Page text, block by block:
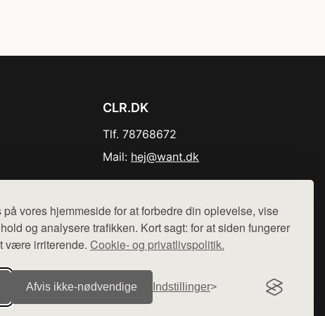
vores hjemmeside for at forbedre din oplevelse, vise
og analysere trafikken. Kort sagt: for at siden fungerer
være irriterende. Cookie- og privatlivspolitik.
Afvis ikke‑nødvendige Indstillinger
CLR.DK
Tlf. 78768672
Mail: hej@want.dk
sælges ikke varer fra denne side - vi henviser til de shops,